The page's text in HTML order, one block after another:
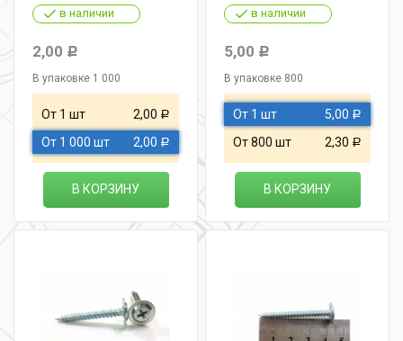
в наличии
2,00 Р
В упаковке 1 000
От 1 шт 2,00 Р
От 1 000 шт 2,00 Р
В КОРЗИНУ
в наличии
5,00 Р
В упаковке 800
От 1 шт 5,00 Р
От 800 шт 2,30 Р
В КОРЗИНУ